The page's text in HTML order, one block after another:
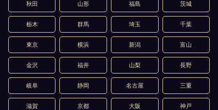
秋田 山形 福島 茨城
栃木 群馬 埼玉 千葉
東京 横浜 新潟 富山
金沢 福井 山梨 長野
岐阜 静岡 名古屋 三重
滋賀 京都 大阪 神戸